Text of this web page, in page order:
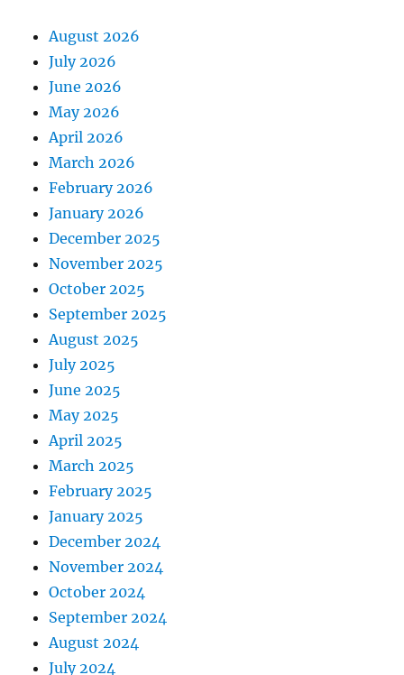
August 2026
July 2026
June 2026
May 2026
April 2026
March 2026
February 2026
January 2026
December 2025
November 2025
October 2025
September 2025
August 2025
July 2025
June 2025
May 2025
April 2025
March 2025
February 2025
January 2025
December 2024
November 2024
October 2024
September 2024
August 2024
July 2024